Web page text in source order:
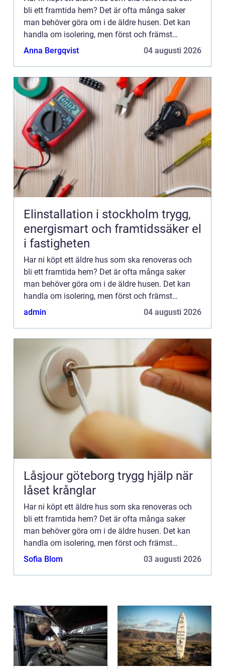
bli ett framtida hem? Det är ofta många saker
man behöver göra om i de äldre husen. Det kan
handla om isolering, men först och främst
eldragning. Både att den kanske inte är så modern
Anna Bergqvist 04 augusti 2026
Elinstallation i stockholm trygg,
energismart och framtidssäker el
i fastigheten
Har ni köpt ett äldre hus som ska renoveras och
bli ett framtida hem? Det är ofta många saker
man behöver göra om i de äldre husen. Det kan
handla om isolering, men först och främst
eldragning. Både att den kanske inte är så modern
admin 04 augusti 2026
Låsjour göteborg trygg hjälp när
låset krånglar
Har ni köpt ett äldre hus som ska renoveras och
bli ett framtida hem? Det är ofta många saker
man behöver göra om i de äldre husen. Det kan
handla om isolering, men först och främst
eldragning. Både att den kanske inte är så modern
Sofia Blom 03 augusti 2026